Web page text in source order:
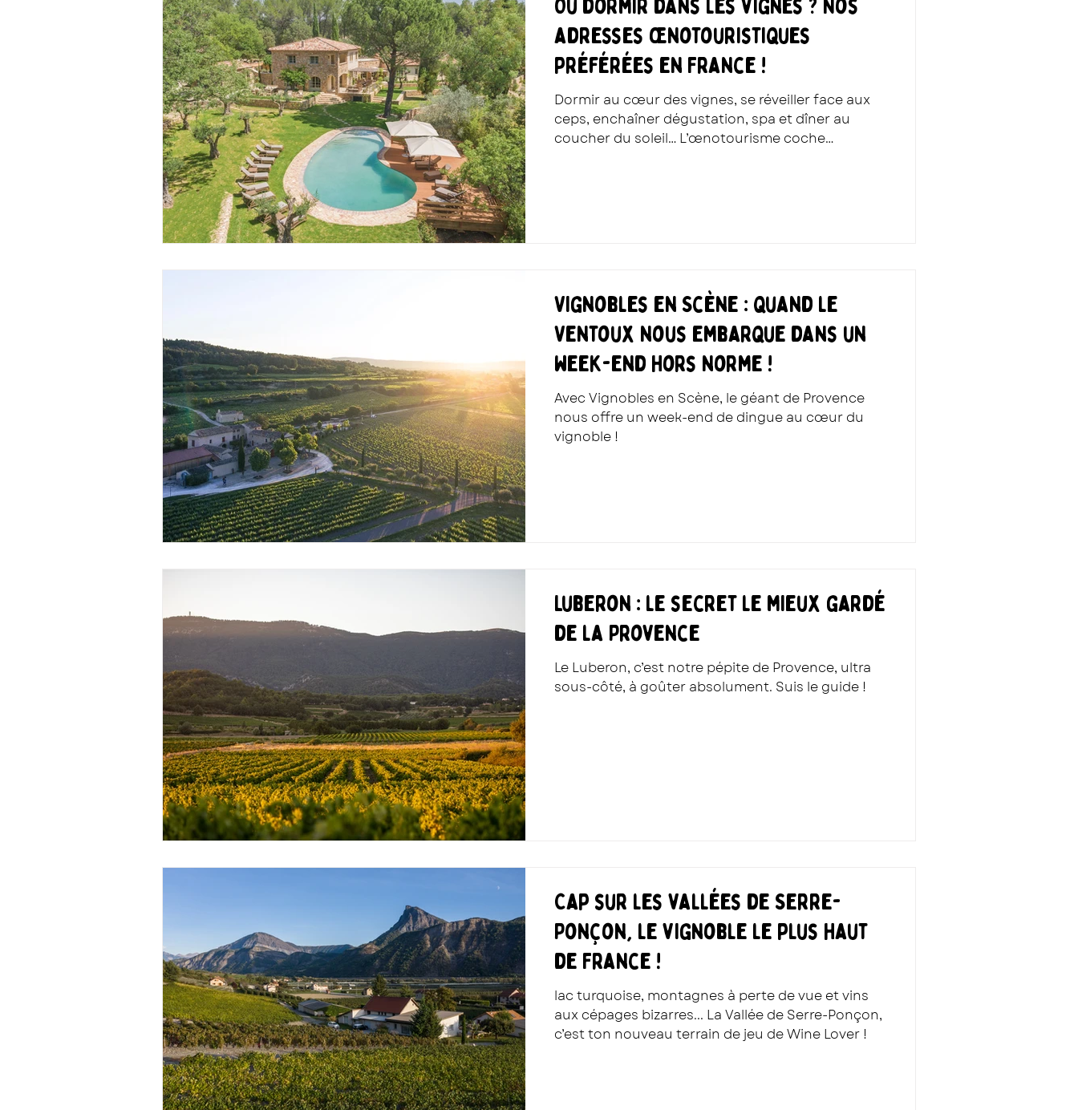
Où dormir dans les vignes ? Nos
adresses œnotouristiques
préférées en France !
Dormir au cœur des vignes, se réveiller face aux
ceps, enchaîner dégustation, spa et dîner au
coucher du soleil… L’œnotourisme coche
Vignobles en Scène : quand le
Ventoux nous embarque dans un
week-end hors norme !
Avec Vignobles en Scène, le géant de Provence
nous offre un week-end de dingue au cœur du
vignoble !
Luberon : le secret le mieux gardé
de la Provence
Le Luberon, c’est notre pépite de Provence, ultra
sous-côté, à goûter absolument. Suis le guide !
Cap sur les vallées de Serre-
Ponçon, le vignoble le plus haut
de France !
lac turquoise, montagnes à perte de vue et vins
aux cépages bizarres... La Vallée de Serre-Ponçon,
c’est ton nouveau terrain de jeu de Wine Lover !